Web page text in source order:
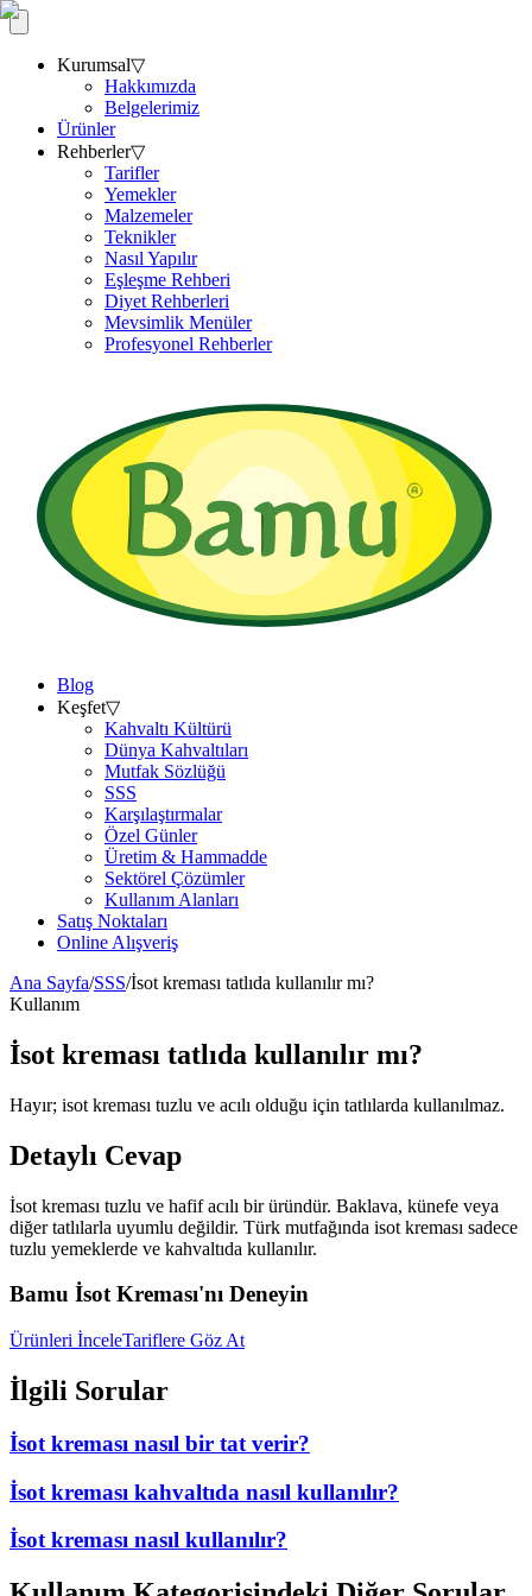
Kurumsal▽
Hakkımızda
Belgelerimiz
Ürünler
Rehberler▽
Tarifler
Yemekler
Malzemeler
Teknikler
Nasıl Yapılır
Eşleşme Rehberi
Diyet Rehberleri
Mevsimlik Menüler
Profesyonel Rehberler
Blog
Keşfet▽
Kahvaltı Kültürü
Dünya Kahvaltıları
Mutfak Sözlüğü
SSS
Karşılaştırmalar
Özel Günler
Üretim & Hammadde
Sektörel Çözümler
Kullanım Alanları
Satış Noktaları
Online Alışveriş
Ana Sayfa/SSS/İsot kreması tatlıda kullanılır mı?
Kullanım
İsot kreması tatlıda kullanılır mı?
Hayır; isot kreması tuzlu ve acılı olduğu için tatlılarda kullanılmaz.
Detaylı Cevap
İsot kreması tuzlu ve hafif acılı bir üründür. Baklava, künefe veya
diğer tatlılarla uyumlu değildir. Türk mutfağında isot kreması sadece
tuzlu yemeklerde ve kahvaltıda kullanılır.
Bamu İsot Kreması'nı Deneyin
Ürünleri İnceleTariflere Göz At
İlgili Sorular
İsot kreması nasıl bir tat verir?
İsot kreması kahvaltıda nasıl kullanılır?
İsot kreması nasıl kullanılır?